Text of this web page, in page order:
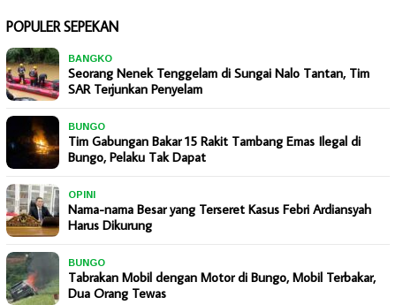
POPULER SEPEKAN
BANGKO
Seorang Nenek Tenggelam di Sungai Nalo Tantan, Tim
SAR Terjunkan Penyelam
BUNGO
Tim Gabungan Bakar 15 Rakit Tambang Emas Ilegal di
Bungo, Pelaku Tak Dapat
OPINI
Nama-nama Besar yang Terseret Kasus Febri Ardiansyah
Harus Dikurung
BUNGO
Tabrakan Mobil dengan Motor di Bungo, Mobil Terbakar,
Dua Orang Tewas